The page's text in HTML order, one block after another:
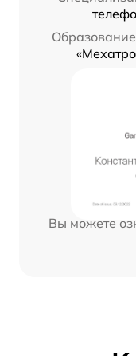
Вы можете